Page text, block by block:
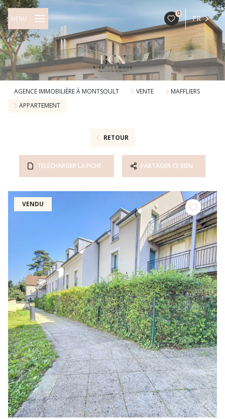
0
FR
MENU
AGENCE IMMOBILIÈRE À MONTSOULT VENTE
MAFFLIERS
APPARTEMENT
RETOUR
TÉLÉCHARGER LA FICHE PARTAGER CE BIEN
VENDU